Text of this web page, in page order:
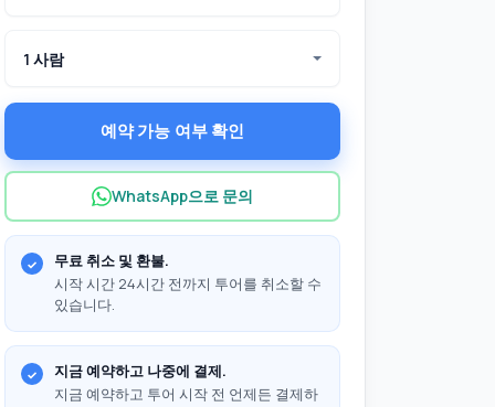
1 사람
예약 가능 여부 확인
WhatsApp으로 문의
무료 취소 및 환불.
시작 시간 24시간 전까지 투어를 취소할 수
있습니다.
지금 예약하고 나중에 결제.
지금 예약하고 투어 시작 전 언제든 결제하